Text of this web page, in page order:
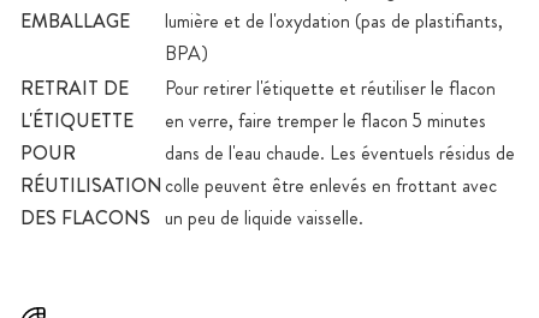
EMBALLAGE
lumière et de l'oxydation (pas de plastifiants,
BPA)
RETRAIT DE
L'ÉTIQUETTE
POUR
RÉUTILISATION
DES FLACONS
Pour retirer l'étiquette et réutiliser le flacon
en verre, faire tremper le flacon 5 minutes
dans de l'eau chaude. Les éventuels résidus de
colle peuvent être enlevés en frottant avec
un peu de liquide vaisselle.